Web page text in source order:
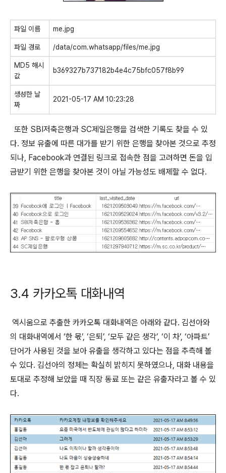
파일 이름 me.jpg
파일 경로 /data/com.whatsapp/files/me.jpg
MD5 해시
값
b369327b737182b4e4c75bfc057f8b99
생성한 날
짜
2021-05-17 AM 10:23:28
또한 SBI저축은행과 SC제일은행을 검색한 기록도 찾을 수 있
다. 정보 유출에 따른 대가를 받기 위한 은행을 찾아본 것으로 추정
되나, Facebook과 연결된 링크로 접속한 점을 고려하면 돈을 입
금받기 위한 은행을 찾아본 것이 아닐 가능성도 배제할 수 없다.
3.4 카카오톡 대화내역
엑시움으로 추출한 카카오톡 대화내역은 아래와 같다. 김선아와
의 대화내역에서 ‘한 몫’, ‘은퇴’, ‘모두 같은 생각’, ‘이 차’, ‘아파트’
단어가 사용된 것을 보아 유출을 생각하고 있다는 점을 추측해 볼
수 있다. 김선아의 정체는 확실히 밝히지 못하였으나, 대화 내용을
토대로 추정해 보았을 때 직장 동료 또는 같은 유출자라고 볼 수 있
다.